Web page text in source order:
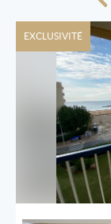
EXCLUSIVITÉ